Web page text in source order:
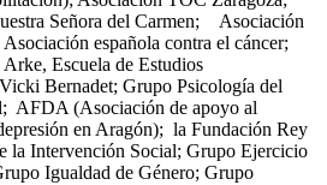
Señora del Carmen; Asociación
española contra el cáncer;
Escuela de Estudios
Bernadet; Grupo Psicología del
AFDA (Asociación de apoyo al
en Aragón); la Fundación Rey
la Intervención Social; Grupo Ejercicio
Igualdad de Género; Grupo